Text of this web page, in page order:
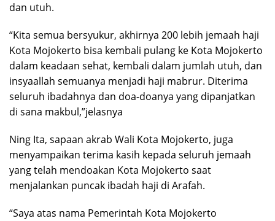
dan utuh.
“Kita semua bersyukur, akhirnya 200 lebih jemaah haji
Kota Mojokerto bisa kembali pulang ke Kota Mojokerto
dalam keadaan sehat, kembali dalam jumlah utuh, dan
insyaallah semuanya menjadi haji mabrur. Diterima
seluruh ibadahnya dan doa-doanya yang dipanjatkan
di sana makbul,”jelasnya
Ning Ita, sapaan akrab Wali Kota Mojokerto, juga
menyampaikan terima kasih kepada seluruh jemaah
yang telah mendoakan Kota Mojokerto saat
menjalankan puncak ibadah haji di Arafah.
“Saya atas nama Pemerintah Kota Mojokerto